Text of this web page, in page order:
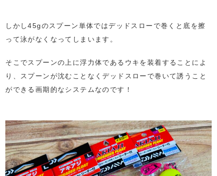
しかし45gのスプーン単体ではデッドスローで巻くと底を擦
って泳がなくなってしまいます。
そこでスプーンの上に浮力体であるウキを装着することによ
り、スプーンが沈むことなくデッドスローで巻いて誘うこと
ができる画期的なシステムなのです！